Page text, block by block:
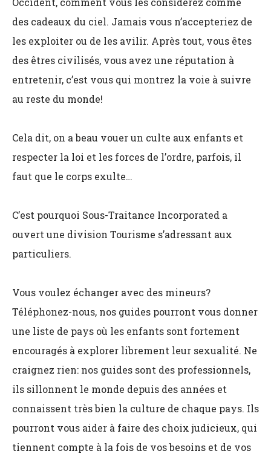
des cadeaux du ciel. Jamais vous n’accepteriez de
les exploiter ou de les avilir. Après tout, vous êtes
des êtres civilisés, vous avez une réputation à
entretenir, c’est vous qui montrez la voie à suivre
au reste du monde!
Cela dit, on a beau vouer un culte aux enfants et
respecter la loi et les forces de l’ordre, parfois, il
faut que le corps exulte…
C’est pourquoi Sous-Traitance Incorporated a
ouvert une division Tourisme s’adressant aux
particuliers.
Vous voulez échanger avec des mineurs?
Téléphonez-nous, nos guides pourront vous donner
une liste de pays où les enfants sont fortement
encouragés à explorer librement leur sexualité. Ne
craignez rien: nos guides sont des professionnels,
ils sillonnent le monde depuis des années et
connaissent très bien la culture de chaque pays. Ils
pourront vous aider à faire des choix judicieux, qui
tiennent compte à la fois de vos besoins et de vos